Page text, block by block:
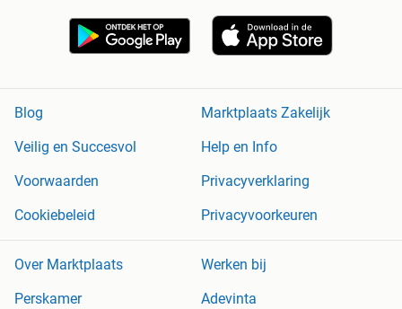
Blog
Marktplaats Zakelijk
Veilig en Succesvol
Help en Info
Voorwaarden
Privacyverklaring
Cookiebeleid
Privacyvoorkeuren
Over Marktplaats
Werken bij
Perskamer
Adevinta